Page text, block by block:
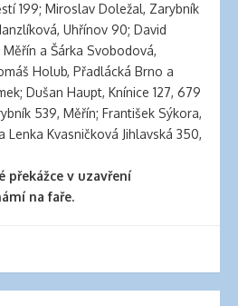
199; Miroslav Doležal, Zarybník
Uhřínov 90; David
Měřín a Šárka Svobodová,
Holub, Přadlácká Brno a
Dušan Haupt, Knínice 127, 679
539, Měřín; František Sýkora,
Lenka Kvasničková Jihlavská 350,
překážce v uzavření
na faře.